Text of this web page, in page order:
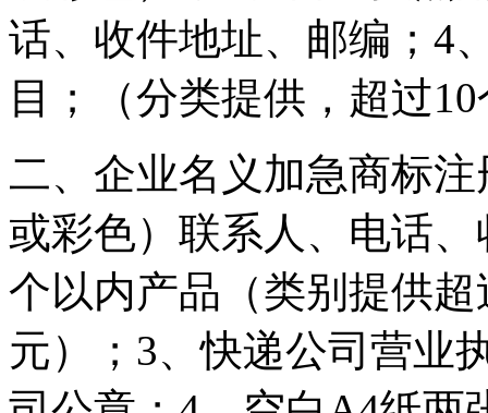
话、收件地址、邮编；4
目；（分类提供，超过
二、企业名义加急商标
或彩色）联系人、电话
个以内产品（类别提供
元）；3、快递公司营业